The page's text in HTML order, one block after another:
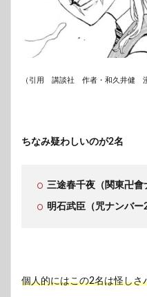
（引用 講談社 作者・和久井健 漫
ちなみ疑わしいのが2名
三途春千夜（関東卍會
明石武臣（咒ナンバー2
個人的にはこの2名は怪しさ